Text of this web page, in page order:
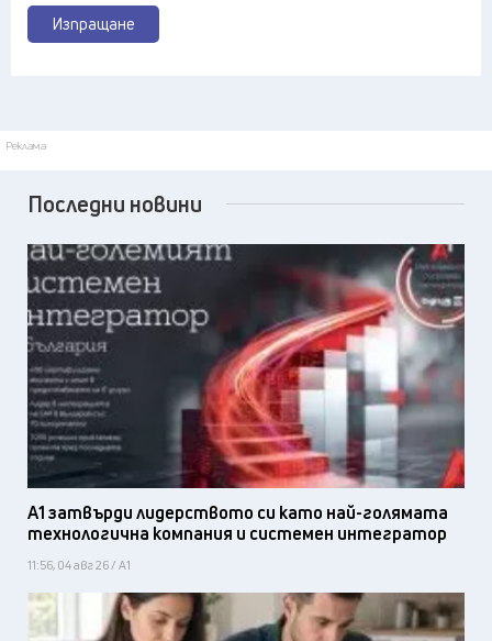
Изпращане
Реклама
Последни новини
А1 затвърди лидерството си като най-голямата
технологична компания и системен интегратор
11:56, 04 авг 26 / А1